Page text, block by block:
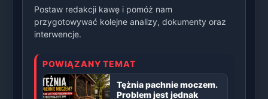
Postaw redakcji kawę i pomóż nam
przygotowywać kolejne analizy, dokumenty oraz
interwencje.
POWIĄZANY TEMAT
Tężnia pachnie moczem.
Problem jest jednak